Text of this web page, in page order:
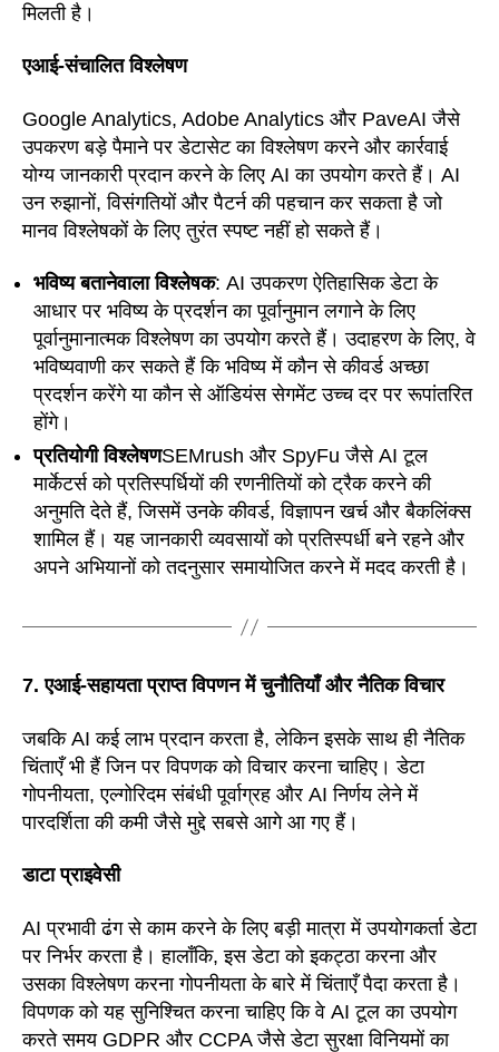
मिलती है।
एआई-संचालित विश्लेषण
Google Analytics, Adobe Analytics और PaveAI जैसे
उपकरण बड़े पैमाने पर डेटासेट का विश्लेषण करने और कार्रवाई
योग्य जानकारी प्रदान करने के लिए AI का उपयोग करते हैं। AI
उन रुझानों, विसंगतियों और पैटर्न की पहचान कर सकता है जो
मानव विश्लेषकों के लिए तुरंत स्पष्ट नहीं हो सकते हैं।
भविष्य बतानेवाला विश्लेषक: AI उपकरण ऐतिहासिक डेटा के
आधार पर भविष्य के प्रदर्शन का पूर्वानुमान लगाने के लिए
पूर्वानुमानात्मक विश्लेषण का उपयोग करते हैं। उदाहरण के लिए, वे
भविष्यवाणी कर सकते हैं कि भविष्य में कौन से कीवर्ड अच्छा
प्रदर्शन करेंगे या कौन से ऑडियंस सेगमेंट उच्च दर पर रूपांतरित
होंगे।
प्रतियोगी विश्लेषणSEMrush और SpyFu जैसे AI टूल
मार्केटर्स को प्रतिस्पर्धियों की रणनीतियों को ट्रैक करने की
अनुमति देते हैं, जिसमें उनके कीवर्ड, विज्ञापन खर्च और बैकलिंक्स
शामिल हैं। यह जानकारी व्यवसायों को प्रतिस्पर्धी बने रहने और
अपने अभियानों को तदनुसार समायोजित करने में मदद करती है।
7. एआई-सहायता प्राप्त विपणन में चुनौतियाँ और नैतिक विचार
जबकि AI कई लाभ प्रदान करता है, लेकिन इसके साथ ही नैतिक
चिंताएँ भी हैं जिन पर विपणक को विचार करना चाहिए। डेटा
गोपनीयता, एल्गोरिदम संबंधी पूर्वाग्रह और AI निर्णय लेने में
पारदर्शिता की कमी जैसे मुद्दे सबसे आगे आ गए हैं।
डाटा प्राइवेसी
AI प्रभावी ढंग से काम करने के लिए बड़ी मात्रा में उपयोगकर्ता डेटा
पर निर्भर करता है। हालाँकि, इस डेटा को इकट्ठा करना और
उसका विश्लेषण करना गोपनीयता के बारे में चिंताएँ पैदा करता है।
विपणक को यह सुनिश्चित करना चाहिए कि वे AI टूल का उपयोग
करते समय GDPR और CCPA जैसे डेटा सुरक्षा विनियमों का